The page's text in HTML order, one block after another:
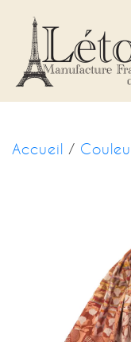
Accueil /